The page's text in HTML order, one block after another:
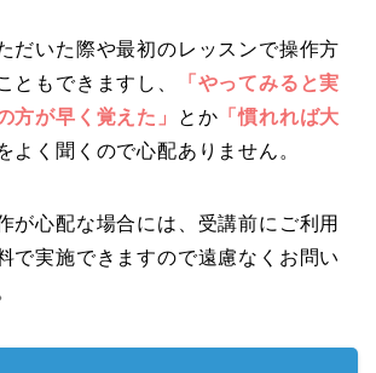
だいた際や最初のレッスンで操作方
ともできますし、
「やってみると実
方が早く覚えた」
とか 「慣れれば大
よく聞くので心配ありません。
が心配な場合には、受講前にご利用
で実施できますので遠慮なくお問い